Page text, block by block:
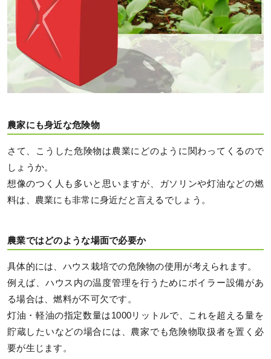
農家にも身近な危険物
さて、こうした危険物は農業にどのように関わってくるので
しょうか。
想像のつく人も多いと思いますが、ガソリンや灯油などの燃
料は、農業にも非常に身近だと言えるでしょう。
農業ではどのような場面で必要か
具体的には、ハウス栽培での危険物の使用が考えられます。
例えば、ハウス内の温度管理を行うためにボイラー設備があ
る場合は、燃料が不可欠です。
灯油・軽油の指定数量は1000リットルで、これを超える量を
貯蔵したいなどの場合には、農家でも危険物取扱者を置く必
要が生じます。